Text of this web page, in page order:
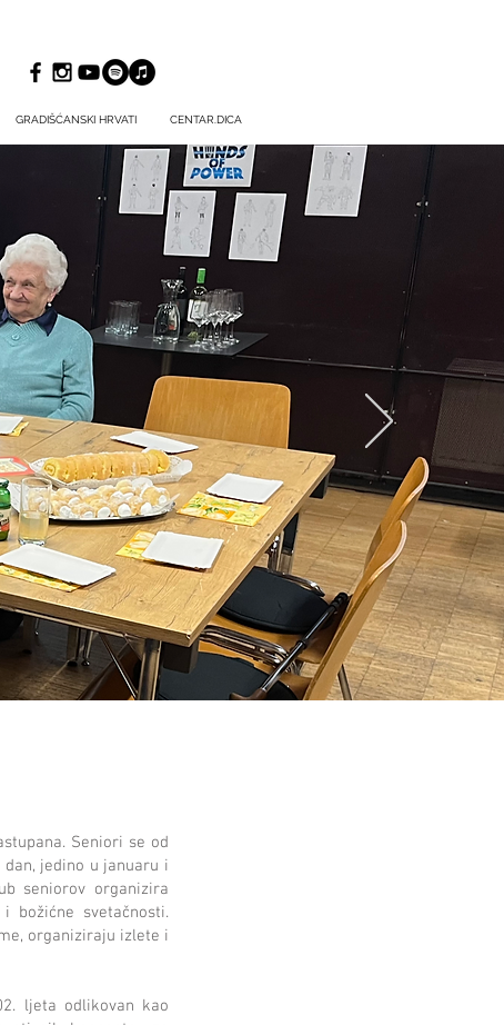
GRADIŠĆANSKI HRVATI CENTAR.DICA
Seniori se od
jedino u januaru i
seniorov organizira
božićne svetačnosti.
organiziraju izlete i
ljeta odlikovan kao